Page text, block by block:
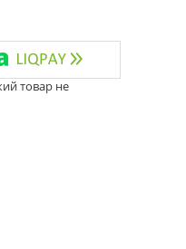
товар не